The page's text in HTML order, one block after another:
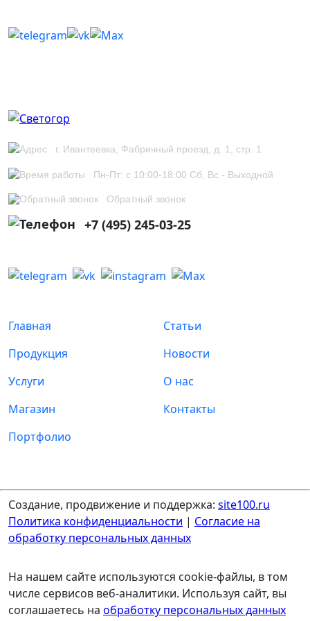
г. Ивантеевка, Фабричный проезд, д. 1, стр. 1
Пн-Пт: с 10:00-18:00 Сб, Вс - Выходной
Обратный звонок
+7 (495) 245-03-25
Главная
Продукция
Услуги
Магазин
Портфолио
Статьи
Новости
О нас
Контакты
Создание, продвижение и поддержка: site100.ru
Политика конфиденциальности | Согласие на
обработку персональных данных
На нашем сайте используются cookie-файлы, в том
числе сервисов веб-аналитики. Используя сайт, вы
соглашаетесь на обработку персональных данных